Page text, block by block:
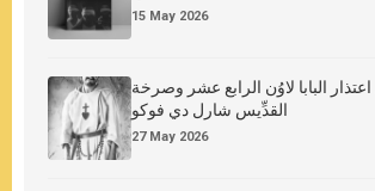
15 May 2026
اعتذار البابا لاوُن الرابع عشر وصرخة
القدِّيس شارل دي فوكو
27 May 2026